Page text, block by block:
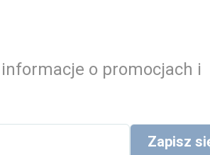
o promocjach i